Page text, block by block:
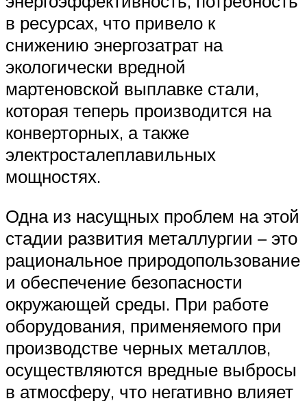
в ресурсах, что привело к
снижению энергозатрат на
экологически вредной
мартеновской выплавке стали,
которая теперь производится на
конверторных, а также
электросталеплавильных
мощностях.
Одна из насущных проблем на этой
стадии развития металлургии – это
рациональное природопользование
и обеспечение безопасности
окружающей среды. При работе
оборудования, применяемого при
производстве черных металлов,
осуществляются вредные выбросы
в атмосферу, что негативно влияет